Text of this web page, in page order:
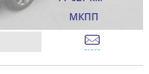
МКПП